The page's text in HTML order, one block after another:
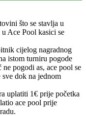
što se stavlja u
Ace Pool kasici se
cijelog nagradnog
istom turniru pogode
pogodi as, ace pool se
dok na jednom
uplatiti 1€ prije početka
ace pool prije